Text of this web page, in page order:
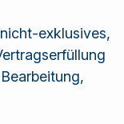
exklusives,